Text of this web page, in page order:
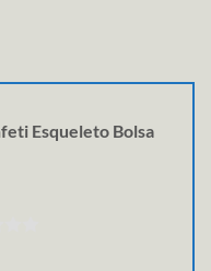
Esqueleto Bolsa